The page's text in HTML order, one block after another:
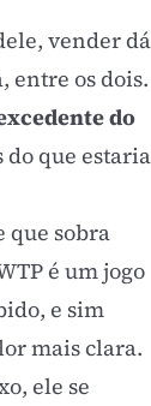
vender dá
entre os dois.
do
do que estaria
que sobra
é um jogo
, e sim
mais clara.
ele se